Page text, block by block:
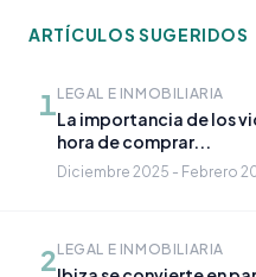
ARTÍCULOS SUGERIDOS
1LEGAL E INMOBILIARIA
La importancia de los
hora de comprar...
Diciembre 2025 - Febrero
2LEGAL E INMOBILIARIA